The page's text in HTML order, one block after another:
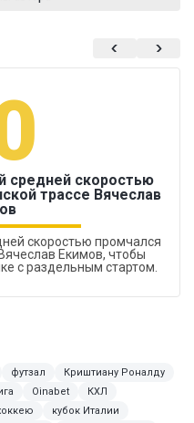
средней скоростью
трассе Вячеслав
скоростью промчался
Екимов, чтобы
с раздельным стартом.
футзал
Криштиану Роналду
Oinabet
КХЛ
кубок Италии